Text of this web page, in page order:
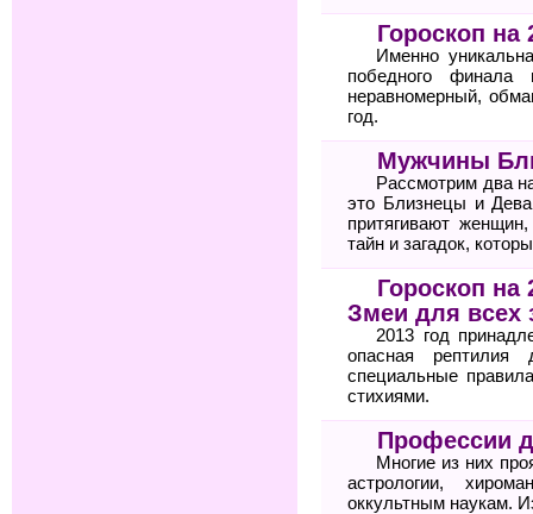
Гороскоп на
Именно
победного финала
неравномерный,
год.
Мужчины
Рассмотрим два
это Близнецы и
притягивают
тайн и загадок,
Гороскоп на
Змеи для всех
2013 год
опасная
специальные
стихиями.
Профессии
Многие из них
астрологии,
оккультным наукам.